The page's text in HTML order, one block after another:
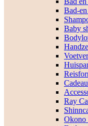
Bad-
Baby
Ray
Okono